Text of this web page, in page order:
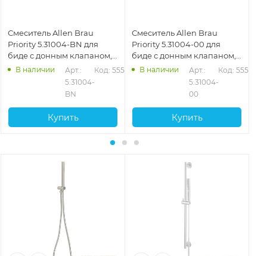
Смеситель Allen Brau
Priority 5.31004-BN для
биде с донным клапаном,
никель
В наличии
Арт.:
5.31004-
BN
Код: 55524
Купить
Смеситель Allen Brau
Priority 5.31004-00 для
биде с донным клапаном,
хромВ наличии
Арт.:
5.31004-
00
Код: 55522
Купить